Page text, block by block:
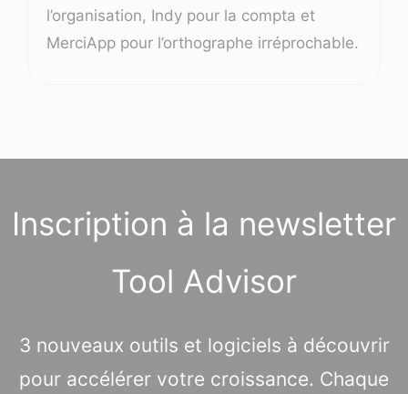
l’organisation, Indy pour la compta et
MerciApp pour l’orthographe irréprochable.
Inscription à la newsletter
Tool Advisor
3 nouveaux outils et logiciels à découvrir
pour accélérer votre croissance. Chaque